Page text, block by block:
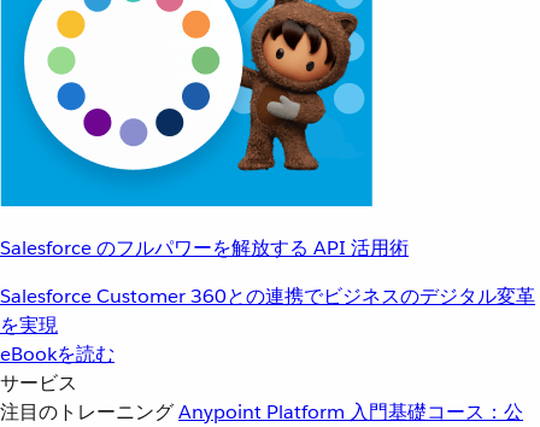
Salesforce のフルパワーを解放する API 活用術
Salesforce Customer 360との連携でビジネスのデジタル変革
を実現
eBookを読む
サービス
注目のトレーニングAnypoint Platform 入門基礎コース：公